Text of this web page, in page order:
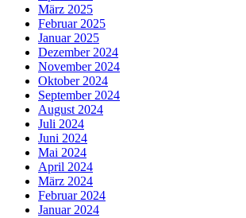
März 2025
Februar 2025
Januar 2025
Dezember 2024
November 2024
Oktober 2024
September 2024
August 2024
Juli 2024
Juni 2024
Mai 2024
April 2024
März 2024
Februar 2024
Januar 2024